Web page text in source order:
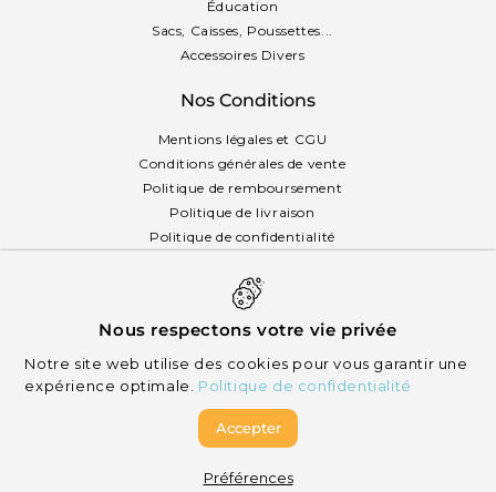
Éducation
Sacs, Caisses, Poussettes...
Accessoires Divers
Nos Conditions
Mentions légales et CGU
Conditions générales de vente
Politique de remboursement
Politique de livraison
Politique de confidentialité
Français
© 2026 Mikizi - Tous droits réservés
Nous respectons votre vie privée
Notre site web utilise des cookies pour vous garantir une
expérience optimale.
Politique de confidentialité
Accepter
Préférences